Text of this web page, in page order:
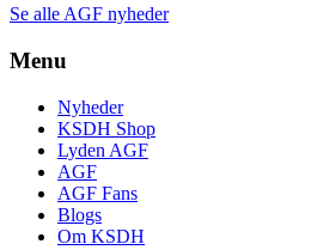
Se alle AGF nyheder
Menu
Nyheder
KSDH Shop
Lyden AGF
AGF
AGF Fans
Blogs
Om KSDH